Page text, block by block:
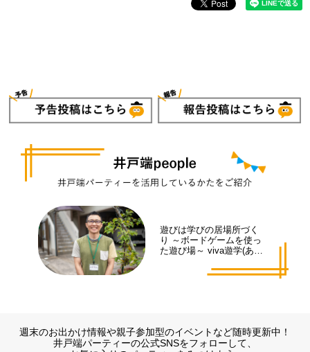
遊びは学びの居場所づく
り ～ボードゲームを使っ
た遊び場～ viva遊学(あそ
週末のお出かけ情報や親子参加型のイベントなど随時更新中！
井戸端パーティーの公式SNSをフォローして、